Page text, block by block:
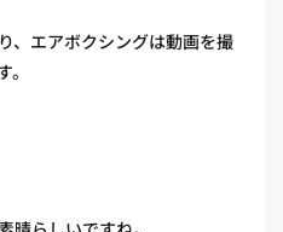
、エアボクシングは動画を撮